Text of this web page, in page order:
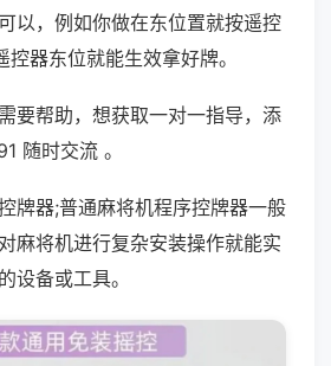
以，例如你做在东位置就按遥控
器东位就能生效拿好牌。
要帮助，想获取一对一指导，添
随时交流 。
牌器;普通麻将机程序控牌器一般
麻将机进行复杂安装操作就能实
设备或工具。